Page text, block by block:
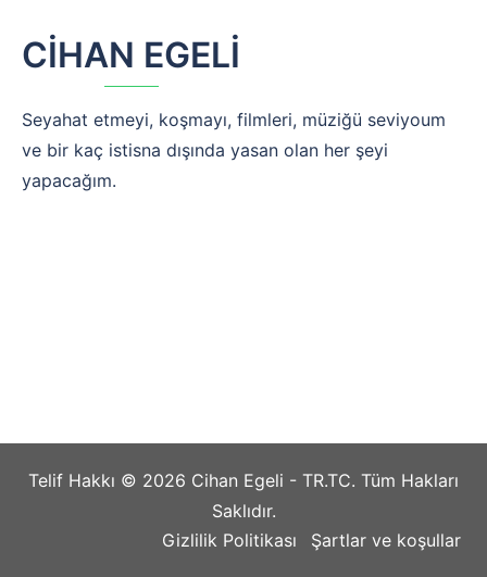
CIHAN EGELI
Seyahat etmeyi, koşmayı, filmleri, müziğü seviyoum
ve bir kaç istisna dışında yasan olan her şeyi
yapacağım.
Telif Hakkı © 2026 Cihan Egeli - TR.TC. Tüm Hakları
Saklıdır.
Gizlilik Politikası
Şartlar ve koşullar